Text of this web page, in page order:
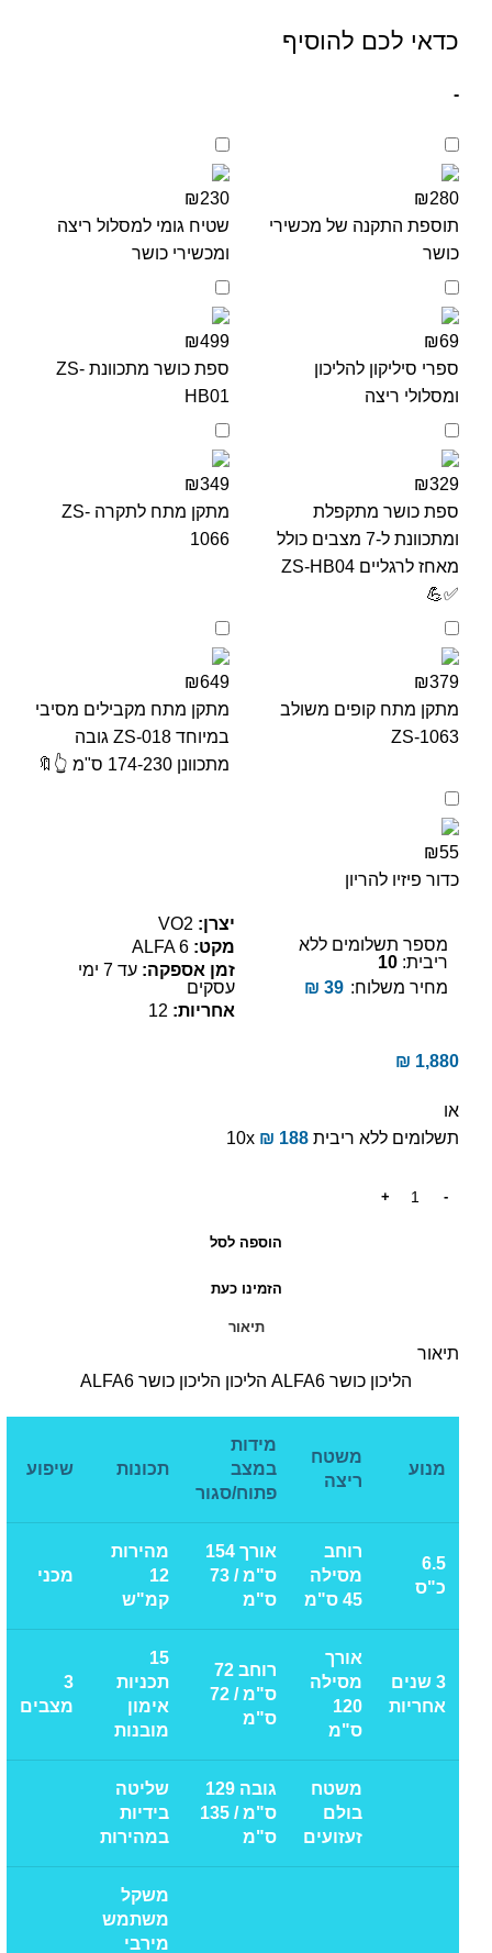
כדאי לכם להוסיף
-
₪280
תוספת התקנה של מכשירי
כושר
₪230
שטיח גומי למסלול ריצה
ומכשירי כושר
₪69
ספרי סיליקון להליכון
ומסלולי ריצה
₪499
ספת כושר מתכוונת ZS-
HB01
₪329
ספת כושר מתקפלת
ומתכוונת ל-7 מצבים כולל
מאחז לרגליים ZS-HB04
✅💪
₪349
מתקן מתח לתקרה ZS-
1066
₪379
מתקן מתח קופים משולב
ZS-1063
₪649
מתקן מתח מקבילים מסיבי
במיוחד ZS-018 גובה
מתכוונן 174-230 ס"מ 👆🔖
₪55
כדור פיזיו להריון
מספר תשלומים ללא
ריבית: 10
מחיר משלוח:
₪ 39
יצרן: VO2
מקט: ALFA 6
זמן אספקה:
עד 7 ימי
עסקים
אחריות: 12
₪ 1,880
או
תשלומים ללא ריבית
₪ 188
הוספה לסל
הזמינו כעת
תיאור
תיאור
הליכון כושר ALFA6 הליכון הליכון כושר ALFA6
מנוע
משטח
ריצה
מידות
במצב
פתוח/סגור
תכונות שיפוע
6.5
כ"ס
רוחב
מסילה
45 ס"מ
אורך 154
ס"מ / 73
ס"מ
מהירות
12
קמ"ש
מכני
3 שנים
אחריות
אורך
מסילה
120
ס"מ
רוחב 72
ס"מ / 72
ס"מ
15
תכניות
אימון
מובנות
3
מצבים
משטח
בולם
זעזועים
גובה 129
ס"מ / 135
ס"מ
שליטה
בידיות
במהירות
משקל
משתמש
מירבי